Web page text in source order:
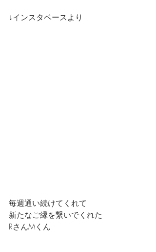
↓インスタベースより
毎週通い続けてくれて
新たなご縁を繋いでくれた
RさんMくん